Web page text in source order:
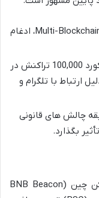
مقیاس پذیری بالا، معماری Multi-Blockchain، ادغام
کارمزد کم، سرعت پردازش بالا (رکورد 100,000 تراکنش در
به دلیل ارتباط با تلگرام و
چالش های قانونی
بگذارد.
BEP-2 استاندارد توکن شبکه بایننس بیکن چین (BNB Beacon